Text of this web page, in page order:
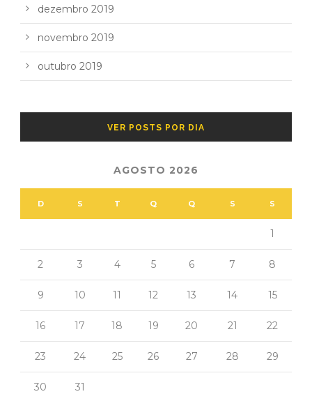
dezembro 2019
novembro 2019
outubro 2019
VER POSTS POR DIA
AGOSTO 2026
D S T Q Q S S
1
2 3 4 5 6 7 8
9 10 11 12 13 14 15
16 17 18 19 20 21 22
23 24 25 26 27 28 29
30 31